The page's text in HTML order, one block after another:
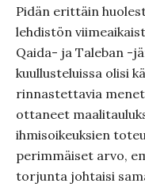
Pidän erittäin
lehdistön
Qaida- ja Taleban -
kuullusteluissa olisi
rinnastettavia
ottaneet
ihmisoikeuksien
perimmäiset arvo,
torjunta johtaisi